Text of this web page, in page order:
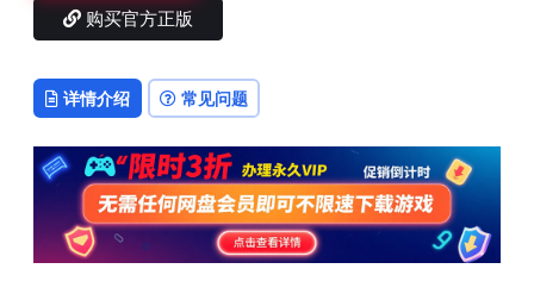
购买官方正版
详情介绍 常见问题